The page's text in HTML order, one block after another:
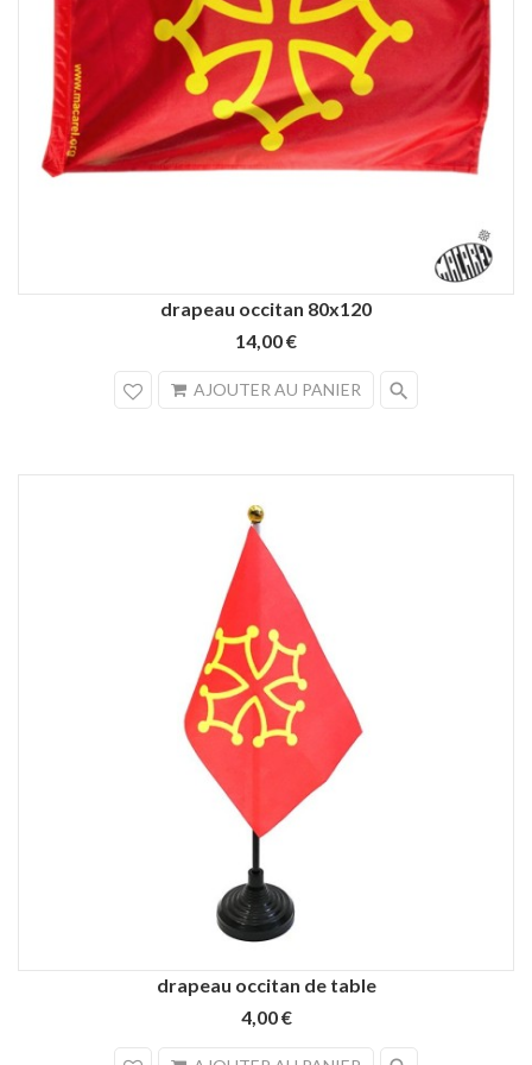
drapeau occitan 80x120
14,00 €
AJOUTER AU PANIER search
drapeau occitan de table
4,00 €